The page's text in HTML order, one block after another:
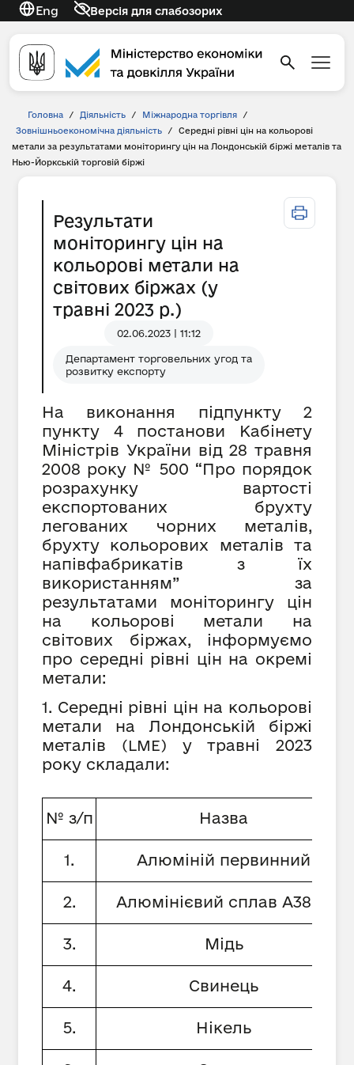
Eng Версія для слабозорих
Головна / Діяльність / Міжнародна торгівля
/
Зовнішньоекономічна діяльність
/
Середні рівні цін на кольорові
метали за результатами моніторингу цін на Лондонській біржі металів та
Нью-Йоркській торговій біржі
Результати
моніторингу цін на
кольорові метали на
світових біржах (у
травні 2023 р.)
02.06.2023 | 11:12
Департамент торговельних угод та
розвитку експорту
На виконання підпункту 2
пункту 4 постанови Кабінету
Міністрів України від 28 травня
2008 року № 500 “Про порядок
розрахунку вартості
експортованих брухту
легованих чорних металів,
брухту кольорових металів та
напівфабрикатів з їх
використанням” за
результатами моніторингу цін
на кольорові метали на
світових біржах, інформуємо
про середні рівні цін на окремі
метали:
1. Середні рівні цін на кольорові
метали на Лондонській біржі
металів
(LME)
у травні 2023
року складали:
№ з/п Назва
1. Алюміній первинний
2. Алюмінієвий сплав А380.1
3. Мідь
4. Свинець
5. Нікель